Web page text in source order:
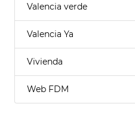
Valencia verde
Valencia Ya
Vivienda
Web FDM